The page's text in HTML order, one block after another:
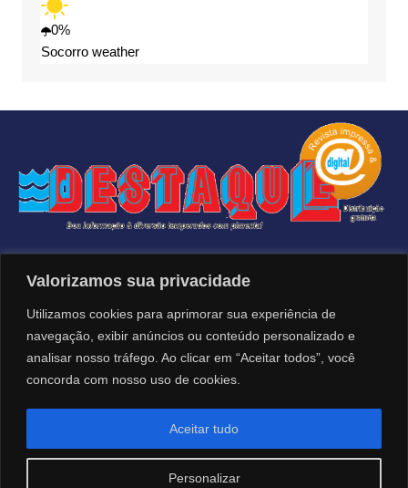
Valorizamos sua privacidade
Utilizamos cookies para aprimorar sua experiência de
navegação, exibir anúncios ou conteúdo personalizado e
analisar nosso tráfego. Ao clicar em “Aceitar todos”, você
concorda com nosso uso de cookies.
Personalizar
Aceitar tudo
0%
Socorro weather
malacriasolucoes@gmail.com